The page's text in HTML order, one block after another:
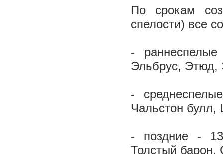
По срокам
спелости) все
-
Эльбрус, Этюд,
-
Чальстон
- поздние -
Толстый барон,